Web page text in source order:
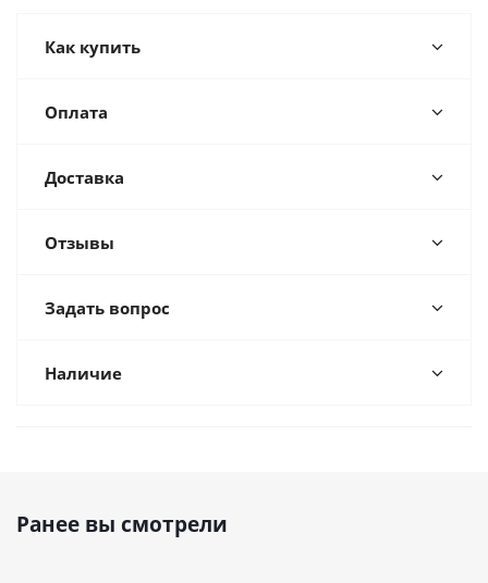
Как купить
Оплата
Доставка
Отзывы
Задать вопрос
Наличие
Ранее вы смотрели